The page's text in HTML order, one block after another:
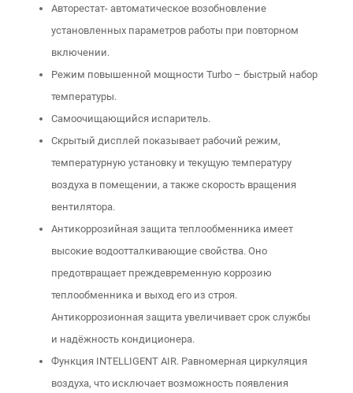
Авторестат- автоматическое возобновление
установленных параметров работы при повторном
включении.
Режим повышенной мощности Turbo – быстрый набор
температуры.
Самоочищающийся испаритель.
Скрытый дисплей показывает рабочий режим,
температурную установку и текущую температуру
воздуха в помещении, а также скорость вращения
вентилятора.
Антикоррозийная защита теплообменника имеет
высокие водоотталкивающие свойства. Оно
предотвращает преждевременную коррозию
теплообменника и выход его из строя.
Антикоррозионная защита увеличивает срок службы
и надёжность кондиционера.
Функция INTELLIGENT AIR. Равномерная циркуляция
воздуха, что исключает возможность появления